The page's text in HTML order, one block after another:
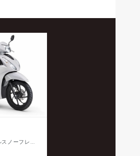
ホンダ / 110cc / パールスノーフレークホワイト